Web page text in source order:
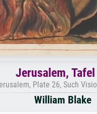
Jerusalem,
Plate 26, Such
William Blake